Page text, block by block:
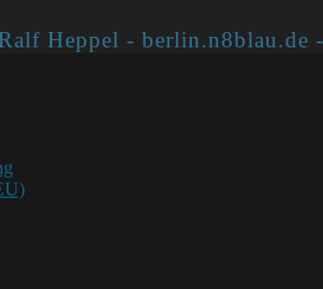
Heppel - berlin.n8blau.de